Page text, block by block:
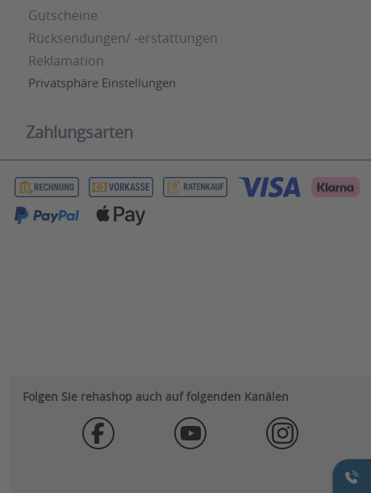
Gutscheine
Rücksendungen/ -erstattungen
Reklamation
Privatsphäre Einstellungen
Zahlungsarten
Folgen Sie rehashop auch auf folgenden Kanälen